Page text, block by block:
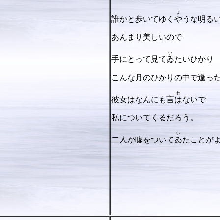
誰かと歩いてゆく や
よ
うな明る
あんまり美しいので
手にとって見てゐ
い
たいひかり
こんな月のひかりの中で逢っ
彼女はなんにも言は
わ
ないで
私についてくるだろう。
二人が嘘をついてゐ
い
たことが